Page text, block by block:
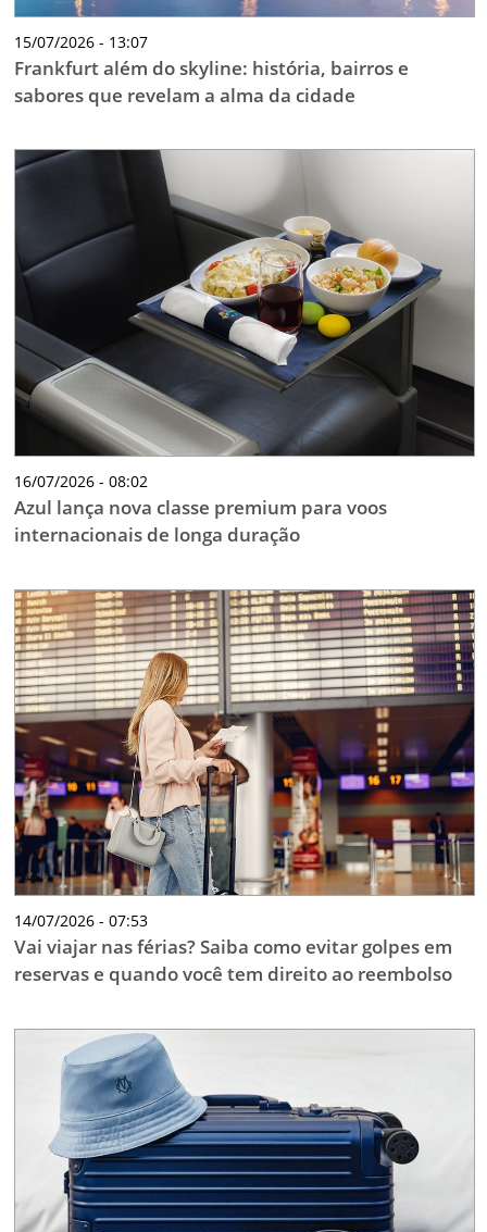
15/07/2026 - 13:07
Frankfurt além do skyline: história, bairros e
sabores que revelam a alma da cidade
16/07/2026 - 08:02
Azul lança nova classe premium para voos
internacionais de longa duração
14/07/2026 - 07:53
Vai viajar nas férias? Saiba como evitar golpes em
reservas e quando você tem direito ao reembolso